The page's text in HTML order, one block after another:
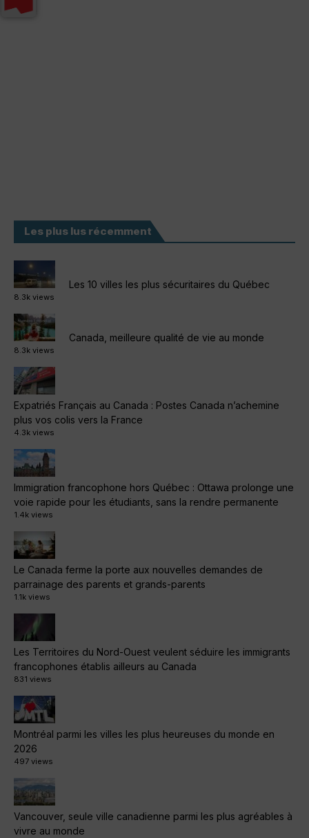
Les plus lus récemment
Les 10 villes les plus sécuritaires du Québec
8.3k views
Canada, meilleure qualité de vie au monde
8.3k views
Expatriés Français au Canada : Postes Canada n’achemine
plus vos colis vers la France
4.3k views
Immigration francophone hors Québec : Ottawa prolonge une
voie rapide pour les étudiants, sans la rendre permanente
1.4k views
Le Canada ferme la porte aux nouvelles demandes de
parrainage des parents et grands-parents
1.1k views
Les Territoires du Nord-Ouest veulent séduire les immigrants
francophones établis ailleurs au Canada
831 views
Montréal parmi les villes les plus heureuses du monde en
2026
497 views
Vancouver, seule ville canadienne parmi les plus agréables à
vivre au monde